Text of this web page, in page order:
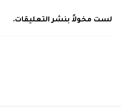
لست مخولاً بنشر التعليقات.